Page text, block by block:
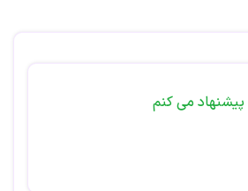
می کنم